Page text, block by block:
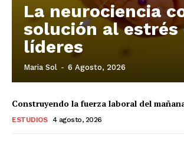
La neurociencia
solución al estrés
líderes
Maria Sol - 6 Agosto, 2026
Construyendo la fuerza laboral del
ESTUDIOS 4 agosto, 2026